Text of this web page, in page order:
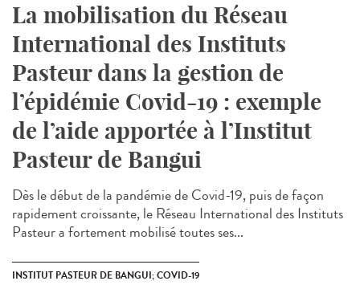
La mobilisation du Réseau
International des Instituts
Pasteur dans la gestion de
l’épidémie Covid-19 : exemple
de l’aide apportée à l’Institut
Pasteur de Bangui
Dès le début de la pandémie de Covid-19, puis de façon
rapidement croissante, le Réseau International des Instituts
Pasteur a fortement mobilisé toutes ses...
INSTITUT PASTEUR DE BANGUI; COVID-19